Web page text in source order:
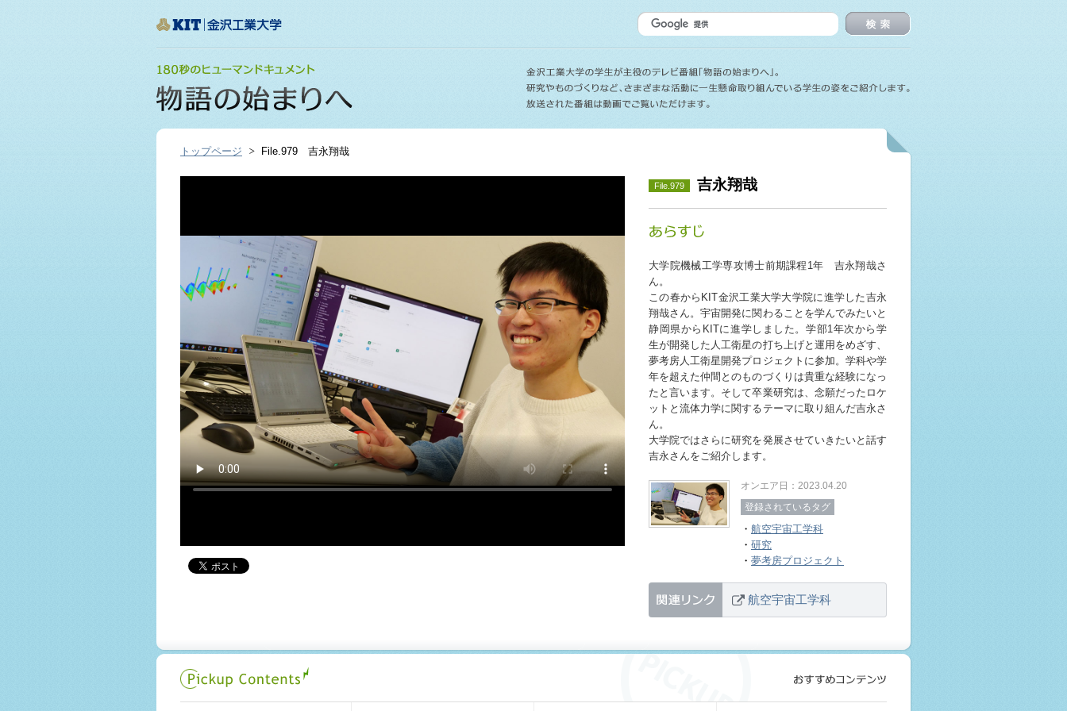
トップページ File.979 吉永翔哉
File.979 吉永翔哉
大学院機械工学専攻博士前期課程1年 吉永翔哉さ
ん。
この春からKIT金沢工業大学大学院に進学した吉永
翔哉さん。宇宙開発に関わることを学んでみたいと
静岡県からKITに進学しました。学部1年次から学
生が開発した人工衛星の打ち上げと運用をめざす、
夢考房人工衛星開発プロジェクトに参加。学科や学
年を超えた仲間とのものづくりは貴重な経験になっ
たと言います。そして卒業研究は、念願だったロケ
ットと流体力学に関するテーマに取り組んだ吉永さ
ん。
大学院ではさらに研究を発展させていきたいと話す
吉永さんをご紹介します。
オンエア日：2023.04.20
登録されているタグ
・ 航空宇宙工学科
・ 研究
・ 夢考房プロジェクト
航空宇宙工学科